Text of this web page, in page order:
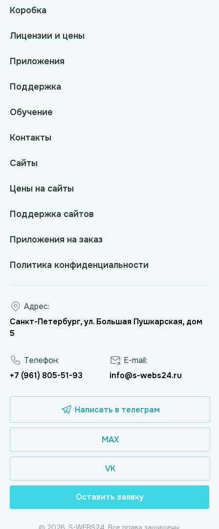
Коробка
Лицензии и цены
Приложения
Поддержка
Обучение
Контакты
Сайты
Цены на сайты
Поддержка сайтов
Приложения на заказ
Политика конфиденциальности
Адрес:
Санкт-Петербург, ул. Большая Пушкарская, дом
5
Телефон:
+7 (961) 805-51-93
E-mail:
info@s-webs24.ru
Написать в телеграм
MAX
VK
Оставить заявку